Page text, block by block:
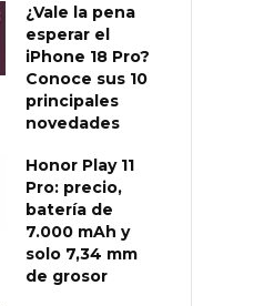
¿Vale la pena
esperar el
iPhone 18 Pro?
Conoce sus 10
principales
novedades
Honor Play 11
Pro: precio,
batería de
7.000 mAh y
solo 7,34 mm
de grosor